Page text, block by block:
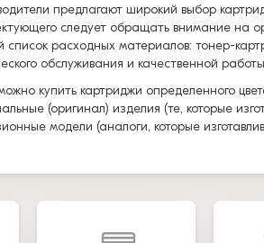
предлагают широкий выбор
следует обращать внимание на
список расходных материалов: тонер-
обслуживания и качественной
купить картриджи определенного
(оригинал) изделия (те, которые
модели (аналоги, которые